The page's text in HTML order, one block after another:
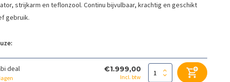
strijkarm en teflonzool. Continu bijvulbaar, krachtig en geschikt
gebruik.
deal €1.999,00
Incl. btw